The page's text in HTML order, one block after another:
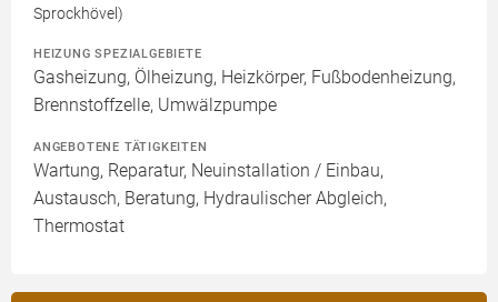
Sprockhövel)
HEIZUNG SPEZIALGEBIETE
Gasheizung, Ölheizung, Heizkörper, Fußbodenheizung,
Brennstoffzelle, Umwälzpumpe
ANGEBOTENE TÄTIGKEITEN
Wartung, Reparatur, Neuinstallation / Einbau,
Austausch, Beratung, Hydraulischer Abgleich,
Thermostat